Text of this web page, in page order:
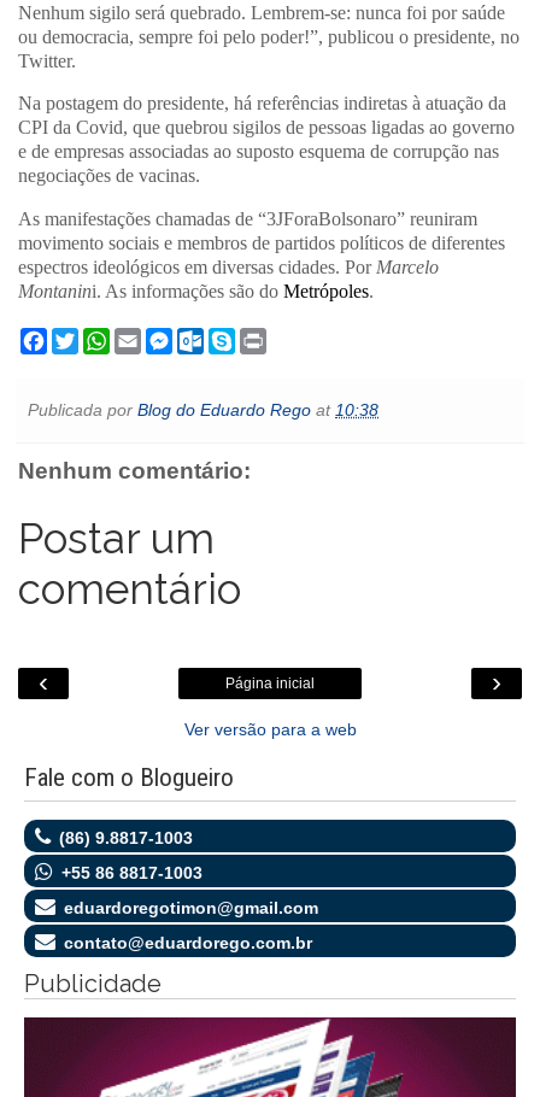
Nenhum sigilo será quebrado. Lembrem-se: nunca foi por saúde
ou democracia, sempre foi pelo poder!”, publicou o presidente, no
Twitter.
Na postagem do presidente, há referências indiretas à atuação da
CPI da Covid, que quebrou sigilos de pessoas ligadas ao governo
e de empresas associadas ao suposto esquema de corrupção nas
negociações de vacinas.
As manifestações chamadas de “3JForaBolsonaro” reuniram
movimento sociais e membros de partidos políticos de diferentes
espectros ideológicos em diversas cidades. Por Marcelo
Montanini. As informações são do Metrópoles.
F
a
b
k
T
w
t
W
h
s
p
E
m
l
M
e
e
e
O
u
o
.
m
S
k
e
t
Publicada por Blog do Eduardo Rego at10:38
Nenhum comentário:
Postar um
comentário
‹ ›
Página inicial
Ver versão para a web
Fale com o Blogueiro
(86) 9.8817-1003
+55 86 8817-1003
eduardoregotimon@gmail.com
contato@eduardorego.com.br
Publicidade